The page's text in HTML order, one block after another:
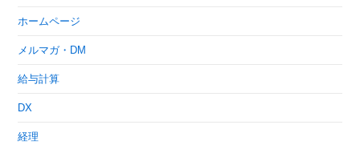
ホームページ
メルマガ・DM
給与計算
DX
経理